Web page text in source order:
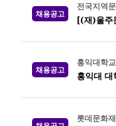
채용공고
전국지역
[(재)울주
채용공고
홍익대학
홍익대
롯데문화